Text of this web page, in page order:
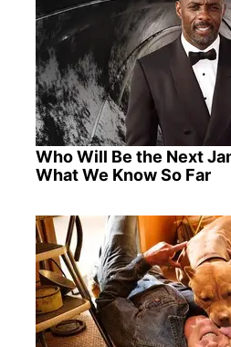
Who Will Be the Next
What We Know So Far